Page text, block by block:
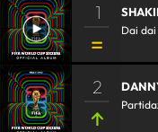
1
Dai dai
2